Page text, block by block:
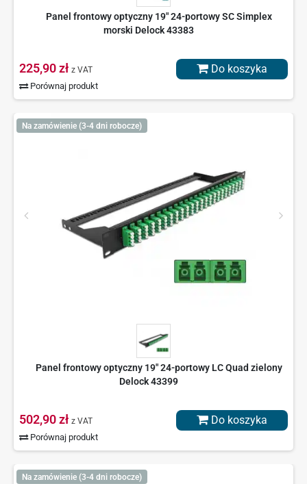
Panel frontowy optyczny 19" 24-portowy SC Simplex
morski Delock 43383
225,90 zł z VAT
Porównaj produkt
Do koszyka
Na zamówienie (3-4 dni robocze)
Panel frontowy optyczny 19" 24-portowy LC Quad zielony
Delock 43399
502,90 zł z VAT
Porównaj produkt
Do koszyka
Na zamówienie (3-4 dni robocze)